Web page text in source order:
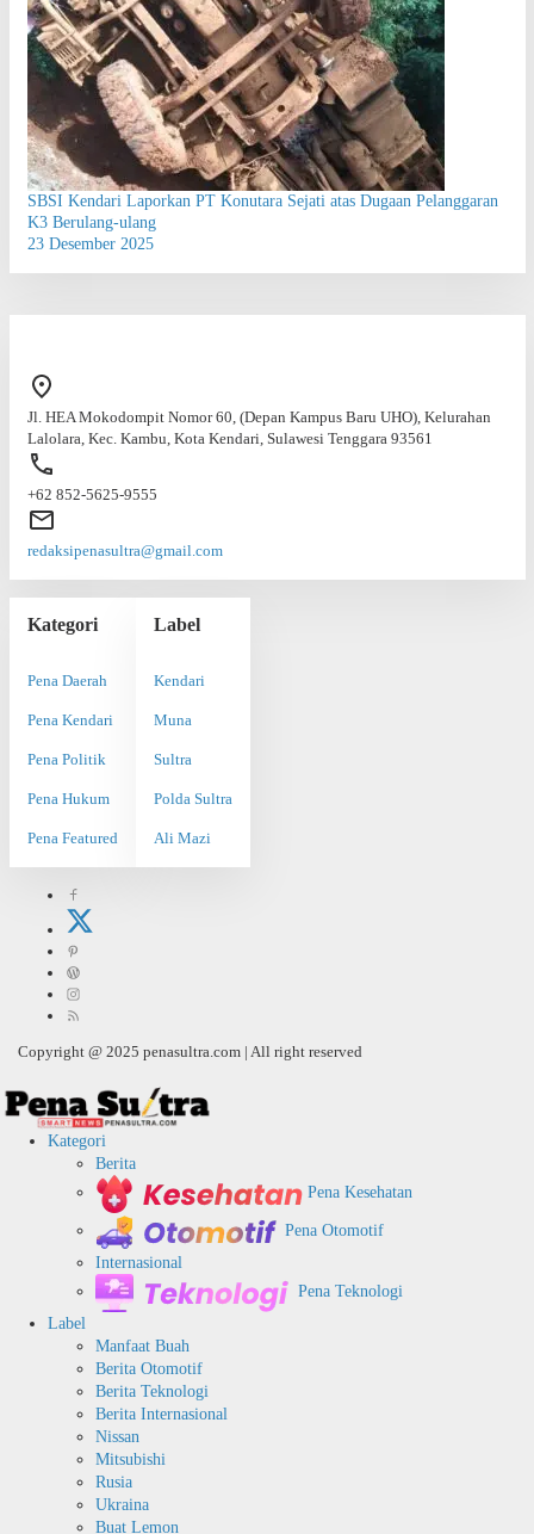
SBSI Kendari Laporkan PT Konutara Sejati atas Dugaan Pelanggaran
K3 Berulang-ulang
23 Desember 2025
Jl. HEA Mokodompit Nomor 60, (Depan Kampus Baru UHO), Kelurahan
Lalolara, Kec. Kambu, Kota Kendari, Sulawesi Tenggara 93561
+62 852-5625-9555
redaksipenasultra@gmail.com
Kategori
Pena Daerah
Pena Kendari
Pena Politik
Pena Hukum
Pena Featured
Label
Kendari
Muna
Sultra
Polda Sultra
Ali Mazi
Copyright @ 2025 penasultra.com | All right reserved
Kategori
Berita
Pena Kesehatan
Pena Otomotif
Internasional
Pena Teknologi
Label
Manfaat Buah
Berita Otomotif
Berita Teknologi
Berita Internasional
Nissan
Mitsubishi
Rusia
Ukraina
Buat Lemon